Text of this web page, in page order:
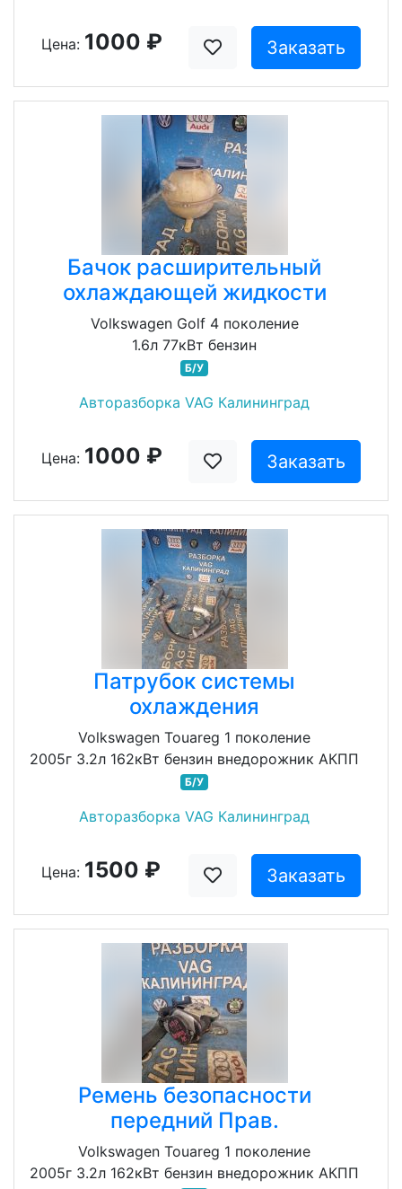
Цена: 1000 ₽ Заказать
Бачок расширительный
охлаждающей жидкости
Volkswagen Golf 4 поколение
1.6л 77кВт бензин
Б/У
Авторазборка VAG Калининград
Цена: 1000 ₽ Заказать
Патрубок системы
охлаждения
Volkswagen Touareg 1 поколение
2005г 3.2л 162кВт бензин внедорожник АКПП
Б/У
Авторазборка VAG Калининград
Цена: 1500 ₽ Заказать
Ремень безопасности
передний Прав.
Volkswagen Touareg 1 поколение
2005г 3.2л 162кВт бензин внедорожник АКПП